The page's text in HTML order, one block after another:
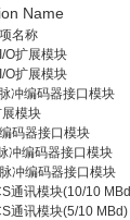
Name
名称
O扩展模块
O扩展模块
冲编码器接口模块
展模块
码器接口模块
冲编码器接口模块
冲编码器接口模块
通讯模块(10/10
通讯模块(5/10 MBd)